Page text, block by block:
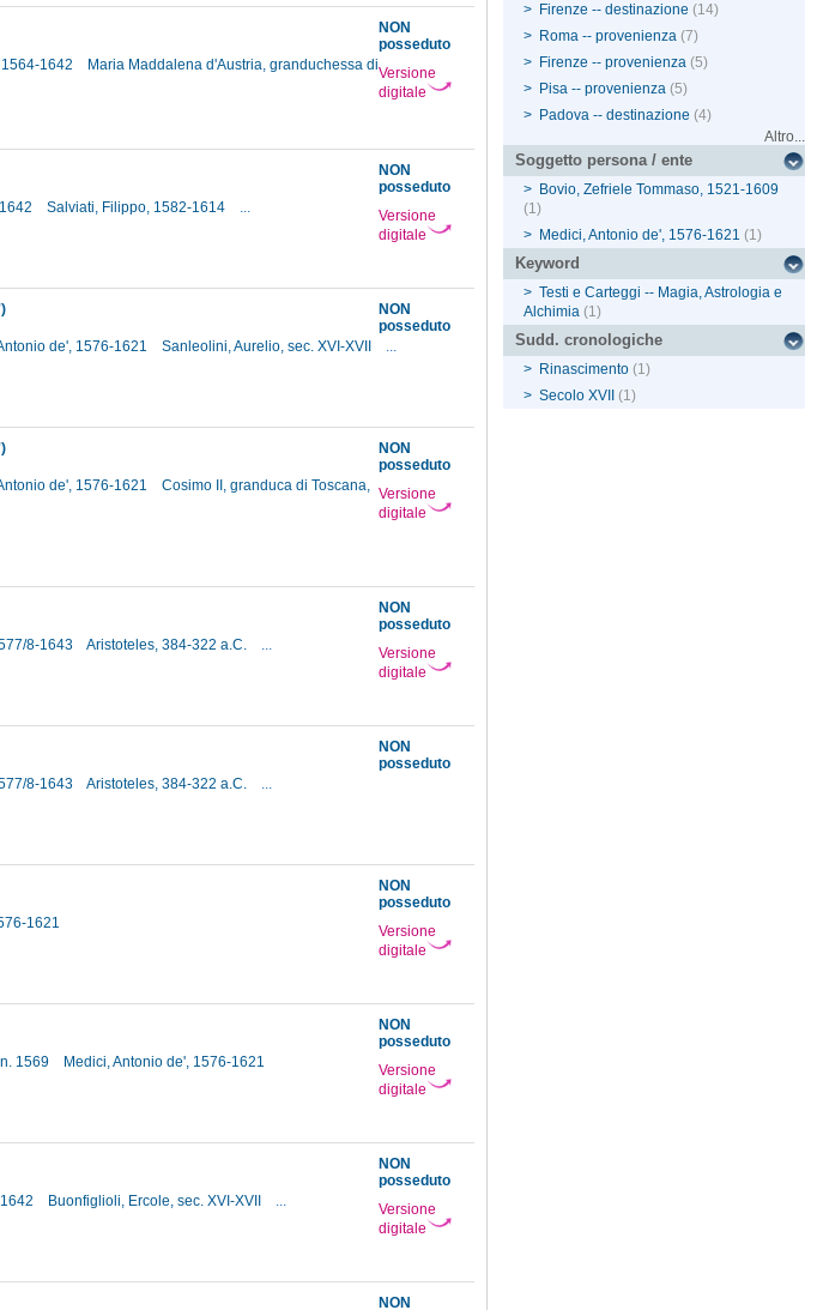
NON
posseduto
Versione
digitale
1642
Maria Maddalena d'Austria, granduchessa di
NON
posseduto
Versione
digitale
Salviati, Filippo, 1582-1614
...
NON
posseduto
de', 1576-1621 Sanleolini, Aurelio, sec. XVI-XVII
...
NON
posseduto
Versione
digitale
de', 1576-1621
Cosimo II, granduca di Toscana,
NON
posseduto
Versione
digitale
8-1643 Aristoteles, 384-322 a.C.
...
NON
posseduto
8-1643 Aristoteles, 384-322 a.C.
...
NON
posseduto
Versione
digitale
1621
NON
posseduto
Versione
digitale
1569
Medici, Antonio de', 1576-1621
NON
posseduto
Versione
digitale
Buonfiglioli, Ercole, sec. XVI-XVII
...
NON
> Firenze -- destinazione (14)
> Roma -- provenienza (7)
> Firenze -- provenienza (5)
> Pisa -- provenienza (5)
> Padova -- destinazione (4)
Altro...
Soggetto persona / ente
> Bovio, Zefriele Tommaso, 1521-1609
(1)
> Medici, Antonio de', 1576-1621 (1)
Keyword
> Testi e Carteggi -- Magia, Astrologia e
Alchimia (1)
Sudd. cronologiche
> Rinascimento (1)
> Secolo XVII (1)